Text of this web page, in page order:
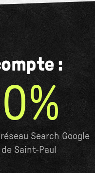
:
Search Google
Saint-Paul